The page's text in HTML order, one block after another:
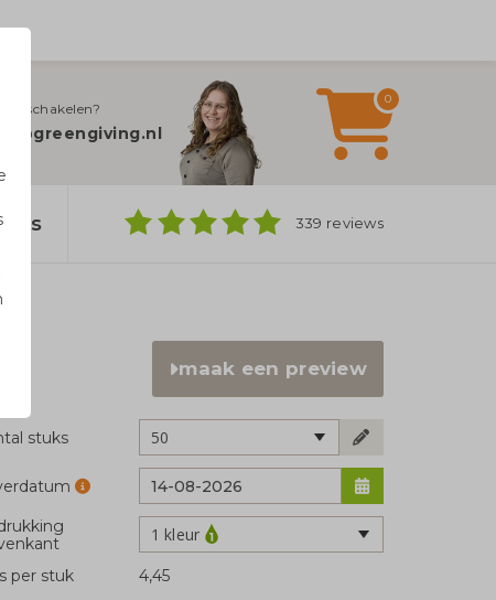
inschakelen?
0
339 reviews
maak een preview
stuks 50
1 kleur
per stuk
4,45